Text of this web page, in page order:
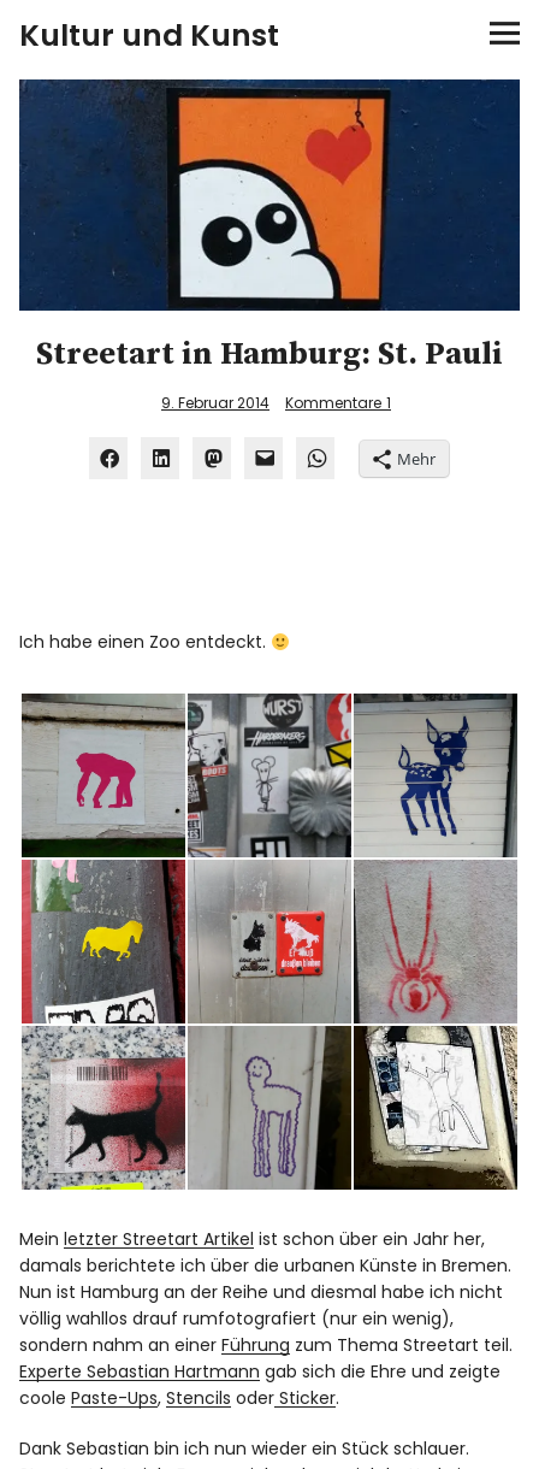
Kultur und Kunst
kultur & kunst
Ausstellungen
Spiele
Konzerte
Museen bei…
Streetart in Hamburg: St. Pauli
9. Februar 2014 Kommentare 1
Mehr
Ich habe einen Zoo entdeckt.
Meinletzter Streetart Artikel ist schon über ein Jahr her,
damals berichtete ich über die urbanen Künste in Bremen.
Nun ist Hamburg an der Reihe und diesmal habe ich nicht
völlig wahllos drauf rumfotografiert (nur ein wenig),
sondern nahm an einerFührung zum Thema Streetart teil.
Experte Sebastian Hartmann gab sich die Ehre und zeigte
coolePaste-Ups,Stencils oder Sticker.
Dank Sebastian bin ich nun wieder ein Stück schlauer.